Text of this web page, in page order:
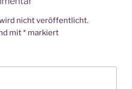
nicht veröffentlicht.
mit* markiert